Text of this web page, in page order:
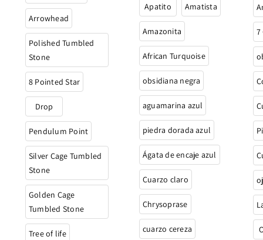
Arrowhead
Polished Tumbled
Stone
8 Pointed Star
Drop
Pendulum Point
Silver Cage Tumbled
Stone
Golden Cage
Tumbled Stone
Tree of life
Apatito Amatista
Amazonita
African Turquoise
obsidiana negra
aguamarina azul
piedra dorada azul
Ágata de encaje azul
Cuarzo claro
Chrysoprase
cuarzo cereza
7